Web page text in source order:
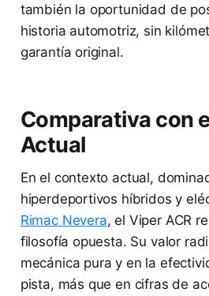
también la oportunidad de
historia automotriz, sin
garantía original.
Comparativa con
Actual
En el contexto actual,
hiperdeportivos híbridos y
Rimac Nevera, el Viper ACR
filosofía opuesta. Su valor
mecánica pura y en la
pista, más que en cifras de